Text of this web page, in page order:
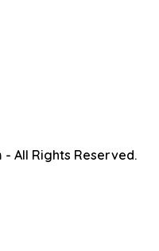
All Rights Reserved.